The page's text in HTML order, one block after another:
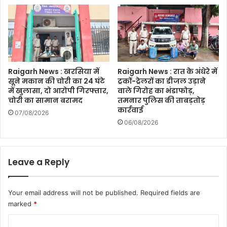
Raigarh News : खरसिया में
सूने मकान की चोरी का 24 घंटे
में खुलासा, दो आरोपी गिरफ्तार,
चोरी का सामान बरामद
07/08/2026
Raigarh News : रात के अंधेरे में
ट्रकों-ट्रेलरों का डीजल उड़ाने
वाले गिरोह का भंडाफोड़,
तमनार पुलिस की ताबड़तोड़
कार्रवाई
06/08/2026
Leave a Reply
Your email address will not be published. Required fields are
marked *